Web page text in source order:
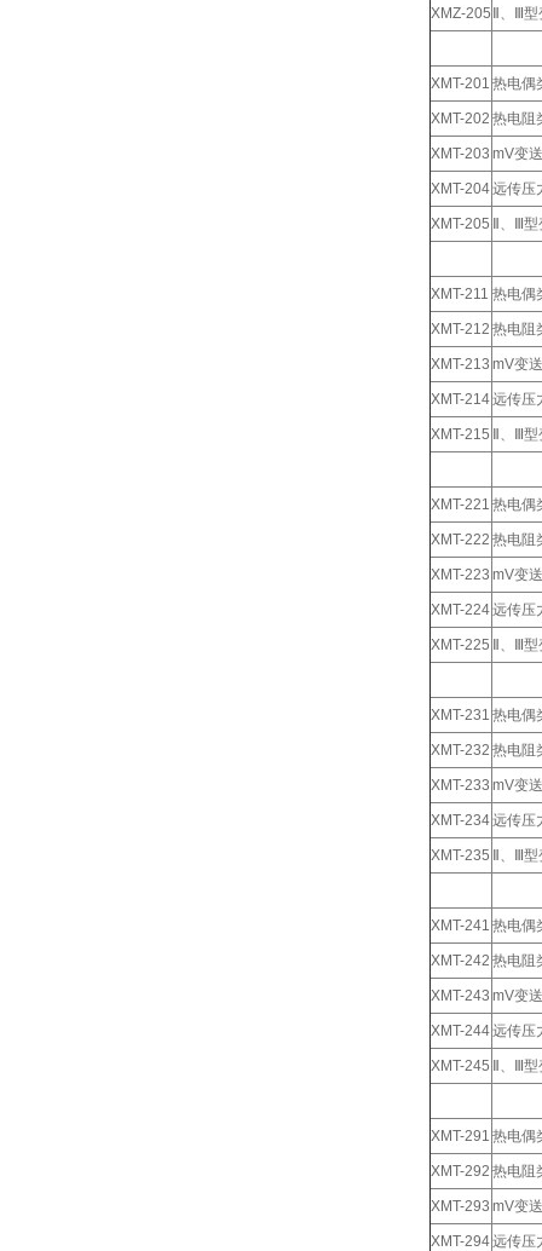
XMZ-205 Ⅱ、Ⅲ
XMT-201 热电偶
XMT-202 热电阻
XMT-203 mV变
XMT-204远传压
XMT-205 Ⅱ、Ⅲ
XMT-211 热电偶
XMT-212 热电阻
XMT-213 mV变
XMT-214远传压
XMT-215 Ⅱ、Ⅲ
XMT-221 热电偶
XMT-222 热电阻
XMT-223 mV变
XMT-224远传压
XMT-225 Ⅱ、Ⅲ
XMT-231 热电偶
XMT-232 热电阻
XMT-233 mV变
XMT-234远传压
XMT-235 Ⅱ、Ⅲ
XMT-241 热电偶
XMT-242 热电阻
XMT-243 mV变
XMT-244远传压
XMT-245 Ⅱ、Ⅲ
XMT-291 热电偶
XMT-292 热电阻
XMT-293 mV变
XMT-294远传压